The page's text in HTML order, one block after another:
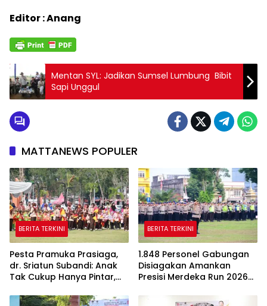
Editor : Anang
Mentan SYL: Jadikan Sumsel Lumbung Bibit
Sapi Unggul
MATTANEWS POPULER
BERITA TERKINI
Pesta Pramuka Prasiaga,
dr. Sriatun Subandi: Anak
Tak Cukup Hanya Pintar,
Dibentuk Sejak Dini
BERITA TERKINI
1.848 Personel Gabungan
Disiagakan Amankan
Presisi Merdeka Run 2026